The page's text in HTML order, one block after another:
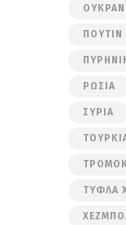
ΠΟΎΤΙΝ
ΡΩΣΊΑ
ΣΥΡΊΑ
ΤΥΦΛΆ